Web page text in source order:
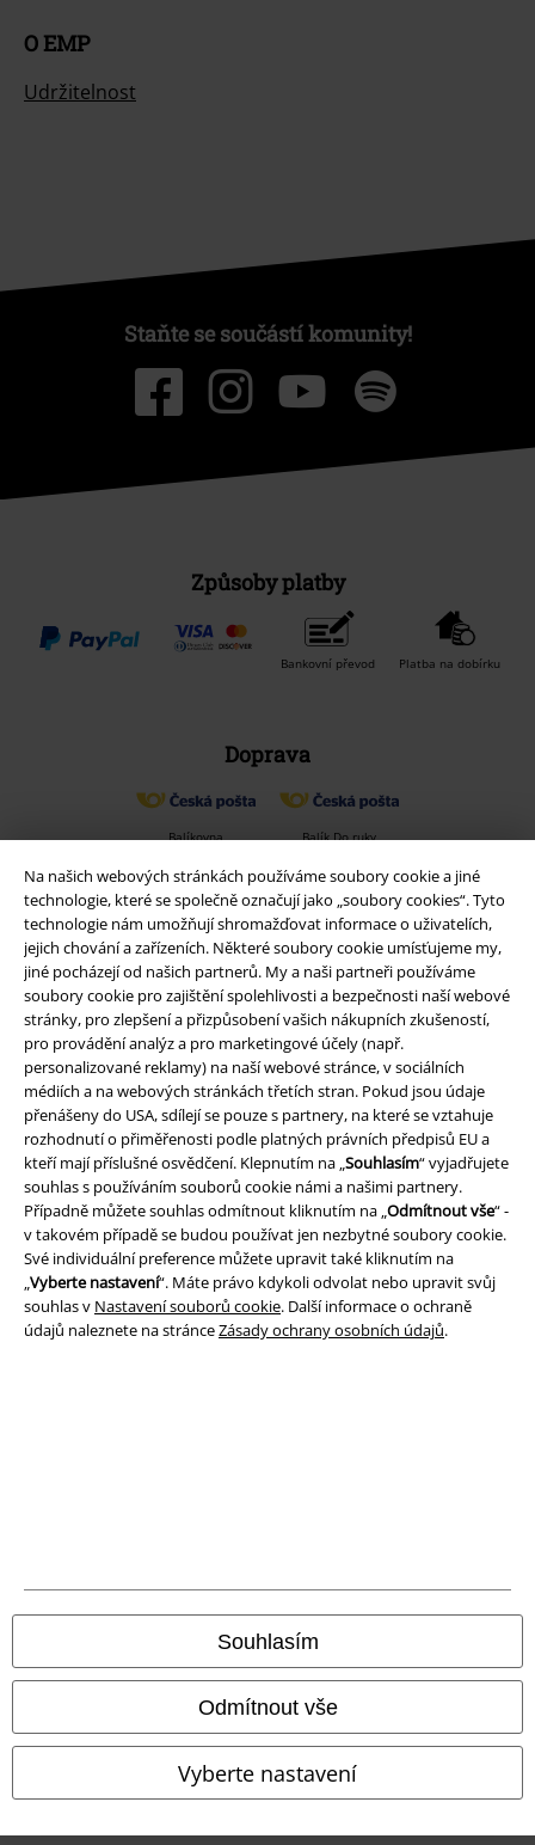
Na našich webových stránkách používáme soubory cookie a jiné
technologie, které se společně označují jako „soubory cookies“. Tyto
technologie nám umožňují shromažďovat informace o uživatelích,
jejich chování a zařízeních. Některé soubory cookie umísťujeme my,
jiné pocházejí od našich partnerů. My a naši partneři používáme
soubory cookie pro zajištění spolehlivosti a bezpečnosti naší webové
stránky, pro zlepšení a přizpůsobení vašich nákupních zkušeností,
pro provádění analýz a pro marketingové účely (např.
personalizované reklamy) na naší webové stránce, v sociálních
médiích a na webových stránkách třetích stran. Pokud jsou údaje
přenášeny do USA, sdílejí se pouze s partnery, na které se vztahuje
rozhodnutí o přiměřenosti podle platných právních předpisů EU a
kteří mají příslušné osvědčení. Klepnutím na „Souhlasím“ vyjadřujete
souhlas s používáním souborů cookie námi a našimi partnery.
Případně můžete souhlas odmítnout kliknutím na „Odmítnout vše“ -
v takovém případě se budou používat jen nezbytné soubory cookie.
Své individuální preference můžete upravit také kliknutím na
„Vyberte nastavení“. Máte právo kdykoli odvolat nebo upravit svůj
souhlas v Nastavení souborů cookie. Další informace o ochraně
údajů naleznete na stránceZásady ochrany osobních údajů.
Souhlasím
Odmítnout vše
Vyberte nastavení
O EMP
Udržitelnost
Staňte se součástí komunity!
Způsoby platby
Bankovní převod Platba na dobírku
Doprava
Balíkovna Balík Do ruky
EMP aplikaci
Stáhněte si novou EMP aplikaci zdarma a využijte všechny nové
funkce a výhody!
A Warner Music Group Company
Likvidace odpadu a ochrana životního prostředí
Prohlášení o shodě
Informace o přístupnosti